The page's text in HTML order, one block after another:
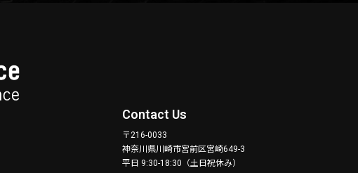
Contact Us
〒216-0033
神奈川県川崎市宮前区宮崎649-3
平日 9:30-18:30（土日祝休み）